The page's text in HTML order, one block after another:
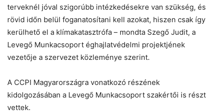
terveknél jóval szigorúbb intézkedésekre van szükség, és
rövid időn belül foganatosítani kell azokat, hiszen csak így
kerülhető el a klímakatasztrófa – mondta Szegő Judit, a
Levegő Munkacsoport éghajlatvédelmi projektjének
vezetője a szervezet közleménye szerint.
A CCPI Magyarországra vonatkozó részének
kidolgozásában a Levegő Munkacsoport szakértői is részt
vettek.